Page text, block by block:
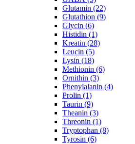
Glutamin (22)
Glutathion (9)
Glycin (6)
Histidin (1)
Kreatin (28)
Leucin (5)
Lysin (18)
Methionin (6)
Ornithin (3)
Phenylalanin (4)
Prolin (1)
Taurin (9)
Theanin (3)
Threonin (1)
Tryptophan (8)
Tyrosin (6)